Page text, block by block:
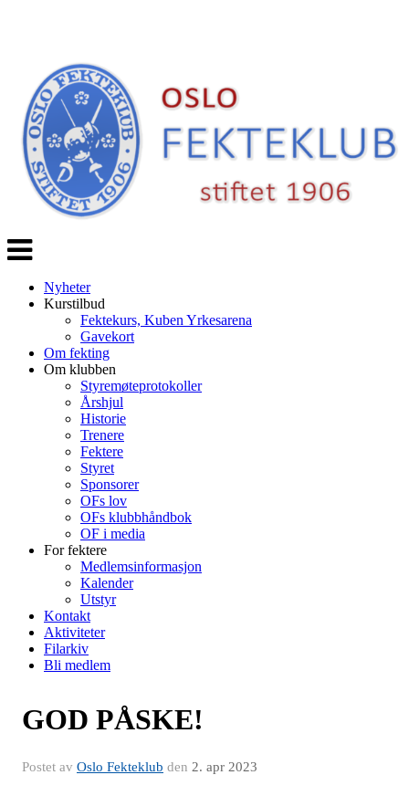
Veksle
navigasjon
Nyheter
Kurstilbud
Fektekurs, Kuben Yrkesarena
Gavekort
Om fekting
Om klubben
Styremøteprotokoller
Årshjul
Historie
Trenere
Fektere
Styret
Sponsorer
OFs lov
OFs klubbhåndbok
OF i media
For fektere
Medlemsinformasjon
Kalender
Utstyr
Kontakt
Aktiviteter
Filarkiv
Bli medlem
GOD PÅSKE!
Postet av Oslo Fekteklub den 2. apr 2023